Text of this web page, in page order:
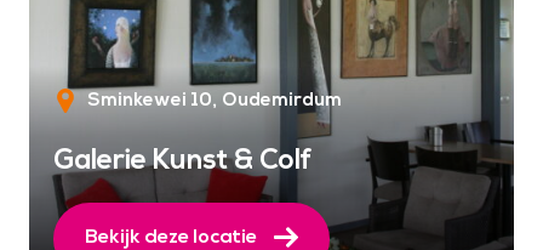
Sminkewei 10 Oudemirdum
Galerie Kunst & Colf
Bekijk deze locatie